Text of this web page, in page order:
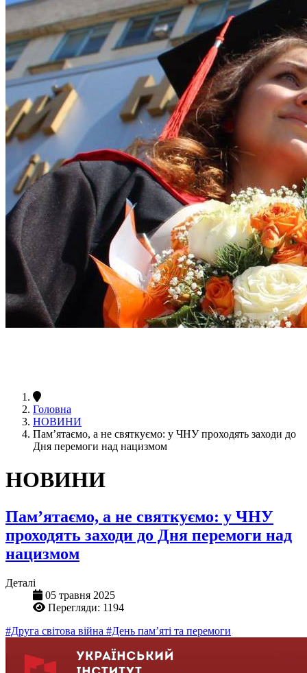
Головна
НОВИНИ
Пам’ятаємо, а не святкуємо: у ЧНУ проходять заходи до
Дня перемоги над нацизмом
НОВИНИ
Пам’ятаємо, а не святкуємо: у ЧНУ
проходять заходи до Дня перемоги над
нацизмом
Деталі
05 травня 2025
Перегляди: 1194
#Друга світова війна #День пам’яті та перемоги